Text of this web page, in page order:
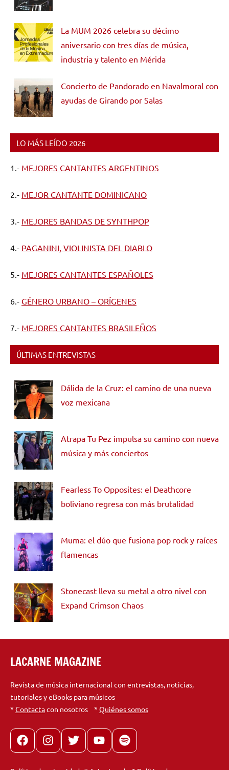
La MUM 2026 celebra su décimo
aniversario con tres días de música,
industria y talento en Mérida
Concierto de Pandorado en Navalmoral con
ayudas de Girando por Salas
LO MÁS LEÍDO 2026
1.- MEJORES CANTANTES ARGENTINOS
2.- MEJOR CANTANTE DOMINICANO
3.- MEJORES BANDAS DE SYNTHPOP
4.- PAGANINI, VIOLINISTA DEL DIABLO
5.- MEJORES CANTANTES ESPAÑOLES
6.- GÉNERO URBANO – ORÍGENES
7.- MEJORES CANTANTES BRASILEÑOS
ÚLTIMAS ENTREVISTAS
Dálida de la Cruz: el camino de una nueva
voz mexicana
Atrapa Tu Pez impulsa su camino con nueva
música y más conciertos
Fearless To Opposites: el Deathcore
boliviano regresa con más brutalidad
Muma: el dúo que fusiona pop rock y raíces
flamencas
Stonecast lleva su metal a otro nivel con
Expand Crimson Chaos
LACARNE MAGAZINE
Revista de música internacional con entrevistas, noticias,
tutoriales y eBooks para músicos
* Contactacon nosotros * Quiénes somos
FacebookInstagram
X youtubespotify